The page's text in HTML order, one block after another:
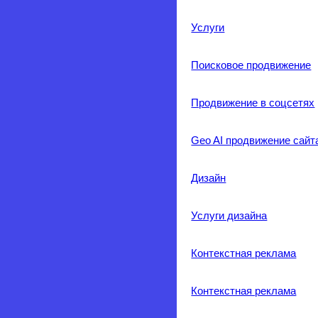
Услуги
Поисковое продвижение
Продвижение в соцсетях
Geo AI продвижение
Дизайн
Услуги дизайна
Контекстная реклама
Контекстная реклама